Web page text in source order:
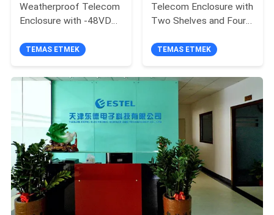
Weatherproof Telecom
Enclosure with -48VDC
700×450×300mm
TEMAS ETMEK
Telecom Enclosure with
Two Shelves and Four
Telecom Equipment
TEMAS ETMEK